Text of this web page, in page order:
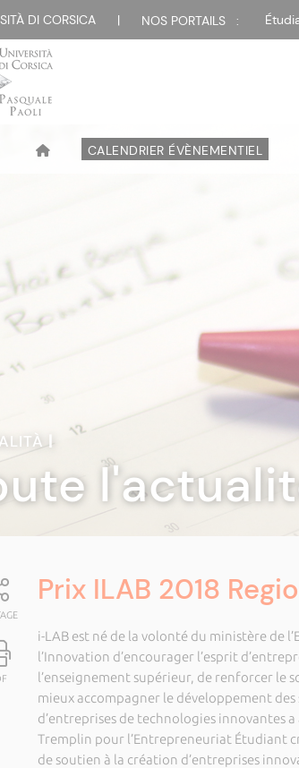
DI CORSICA | NOS PORTAILS :
CALENDRIER ÉVÈNEMENTIEL
|
Prix ILAB 2018
i-LAB est né de la volonté du ministère de
l’Innovation d’encourager l’esprit
l’enseignement supérieur, de renforcer le
mieux accompagner le développement
d’entreprises de technologies innovantes
Tremplin pour l’Entrepreneuriat Étudiant
de soutien à la création d’entreprises